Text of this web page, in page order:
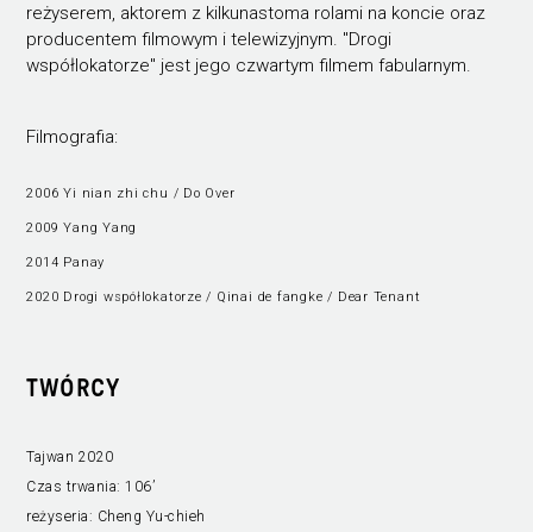
TWÓRCY
Tajwan 2020
Czas trwania: 106’
reżyseria: Cheng Yu-chieh
reżyserem, aktorem z kilkunastoma rolami na koncie oraz
producentem filmowym i telewizyjnym. "Drogi
współlokatorze" jest jego czwartym filmem fabularnym.
Filmografia:
2006 Yi nian zhi chu / Do Over
2009 Yang Yang
2014 Panay
2020 Drogi współlokatorze / Qinai de fangke / Dear Tenant